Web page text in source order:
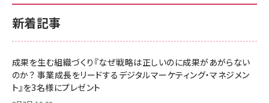
新着記事
成果を生む組織づくり『なぜ戦略は正しいのに成果があがらない
のか？ 事業成長をリードするデジタルマーケティング・マネジメン
ト』を3名様にプレゼント